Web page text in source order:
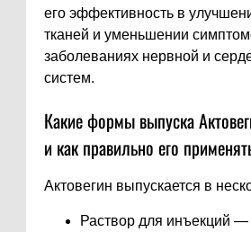
его эффективность в
тканей и уменьшении
заболеваниях нервной и
систем.
Какие формы выпуска
и как правильно его
Актовегин выпускается в
Раствор для инъекций —